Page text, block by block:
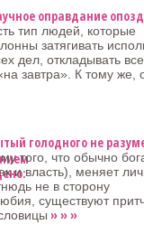
оправдание
тип людей, которые
затягивать
дел, откладывать
завтра». К тому же,
голодного не
того, что обычно
и власть), меняет
не в сторону
существуют
» » »